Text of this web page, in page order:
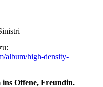
album/high-density-
ins Offene, Freundin.